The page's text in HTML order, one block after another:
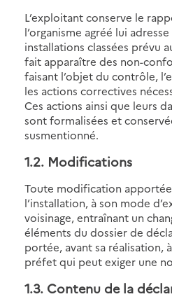
L’exploitant conserve le
l’organisme agréé lui
installations classées prévu
fait apparaître des non-
faisant l’objet du contrôle,
les actions correctives
Ces actions ainsi que leurs
sont formalisées et
susmentionné.
1.2. Modifications
Toute modification
l’installation, à son mode
voisinage, entraînant un
éléments du dossier de
portée, avant sa réalisation,
préfet qui peut exiger une
1.3. Contenu de la